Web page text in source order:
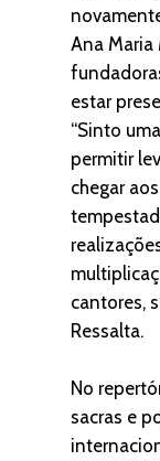
Ana Maria
estar
“Sinto
permitir
chegar
cantores,
Ressalta.
No
sacras e